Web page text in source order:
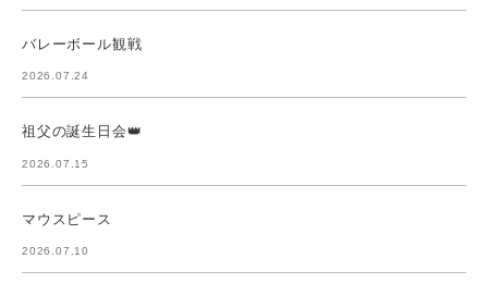
バレーボール観戦
2026.07.24
祖父の誕生日会👑
2026.07.15
マウスピース
2026.07.10